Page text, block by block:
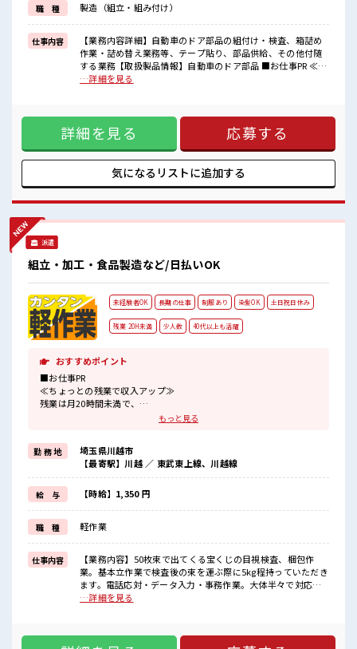
■職場の雰囲気
休憩室完備でランチや休憩も充実しそう♪
持ち物が多いあなたにもぴったり☆
ロッカー付き職場♪
残業も1日1H程度あるので給料の上乗せも期待できそう！
職 種 製造（組立・組み付け）
仕事内容
【業務内容詳細】自動車のドア部品の組付け・検査、箱詰め
作業・詰め替え業務等、テープ貼り、部品供給、その他付随
する業務【取扱製品情報】自動車のドア部品 ■お仕事PR ≪ち
ょっとの残業で収入アップ≫ 残業は月20時間未満で、 ほどよ
ジするのは不安だけど、 しっかり働く環境が整っています！
イチからスキルUP・ステップUP目指していきましょう！ ≪
収入アップを目指せる≫ 高時給だらけの派遣のお仕事です！
■職場の雰囲気 休憩室完備でランチや休憩も充実しそう♪ 持
ち物が多いあなたにもぴったり☆ ロッカー付き職場♪ 残業も
1日1H程度あるので給料の上乗せも期待できそう！
…詳細を見る
詳細を見る 応募する
気になるリストに追加する
派遣
組立・加工・食品製造など/日払いOK
未経験者OK 長期の仕事 制服あり 染髪OK 土日祝日休み
残業 20H未満 少人数 40代以上も活躍
おすすめポイント
■お仕事PR
≪ちょっとの残業で収入アップ≫
残業は月20時間未満で、
家族や友人と一緒にプライベート満喫！
≪ヘアカラーOKで自由な雰囲気の職場≫
明るすぎたり奇抜でなければ基本的に自由！
(規定有)制服があると毎日の服選びに悩まずOK♪
≪初めての仕事だけど自分にもできそう≫
新しいことにチャレンジするのは不安だけど、
しっかり働く環境が整っています！
イチからスキルUP・ステップUP目指していきましょう！
■職場の雰囲気
少人数ですぐに馴染むことができそう♪
アットホームな環境☆
派手すぎなければ多少のヘアカラーもOKなのはウレシイPoint☆
もっと見る
勤 務 地
埼玉県川越市
【最寄駅】川越 ／ 東武東上線、川越線
給 与 【時給】1,350 円
職 種 軽作業
仕事内容
【業務内容】50枚束で出てくる宝くじの目視検査、梱包作
業。基本立作業で検査後の束を運ぶ際に5kg程持っていただき
ます。電話応対・データ入力・事務作業。大体半々で対応頂
きます。【取扱製品情報】宝くじ、商品券 ■お仕事PR ≪ちょ
ベート満喫！ ≪ヘアカラーOKで自由な雰囲気の職場≫ 明る
…詳細を見る